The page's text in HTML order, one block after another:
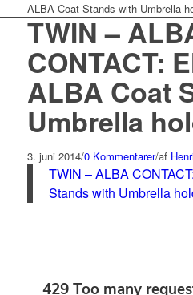
ALBA Coat Stands with Umbrella
TWIN –
CONTACT:
ALBA Coat
Umbrella
3. juni 2014/0 Kommentarer/af
TWIN – ALBA
Stands with Umbrella